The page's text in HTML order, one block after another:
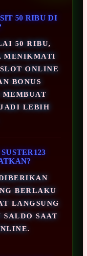
50 RIBU DI
50 RIBU,
MENIKMATI
ONLINE
BONUS
LEBIH
BERLAKU
LANGSUNG
SAAT